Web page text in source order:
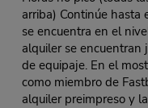
arriba) Continúe hasta
se encuentra en el
alquiler se encuentran
de equipaje. En el
como miembro de
alquiler preimpreso y